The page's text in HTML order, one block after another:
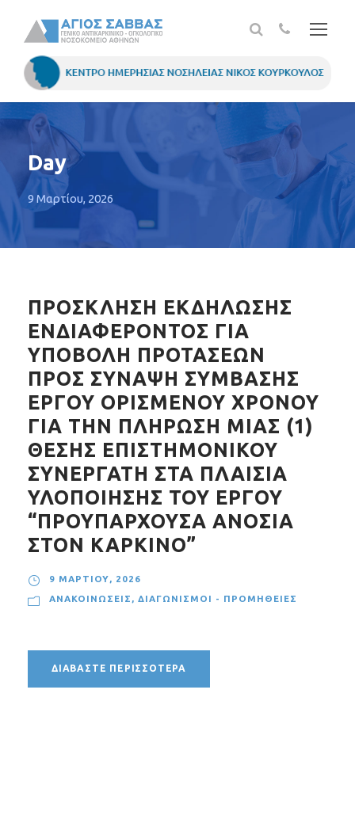
Day
9 Μαρτίου, 2026
ΠΡΟΣΚΛΗΣΗ ΕΚΔΗΛΩΣΗΣ
ΕΝΔΙΑΦΕΡΟΝΤΟΣ ΓΙΑ
ΥΠΟΒΟΛΗ ΠΡΟΤΑΣΕΩΝ
ΠΡΟΣ ΣΥΝΑΨΗ ΣΥΜΒΑΣΗΣ
ΕΡΓΟΥ ΟΡΙΣΜΕΝΟΥ ΧΡΟΝΟΥ
ΓΙΑ ΤΗΝ ΠΛΗΡΩΣΗ ΜΙΑΣ (1)
ΘΕΣΗΣ ΕΠΙΣΤΗΜΟΝΙΚΟΥ
ΣΥΝΕΡΓΑΤΗ ΣΤΑ ΠΛΑΙΣΙΑ
ΥΛΟΠΟΙΗΣΗΣ ΤΟΥ ΕΡΓΟΥ
“ΠΡΟΥΠΑΡΧΟΥΣΑ ΑΝΟΣΙΑ
ΣΤΟΝ ΚΑΡΚΙΝΟ”
9 ΜΑΡΤΊΟΥ, 2026
ΑΝΑΚΟΙΝΏΣΕΙΣ , ΔΙΑΓΩΝΙΣΜΟΊ - ΠΡΟΜΉΘΕΙΕΣ
ΔΙΑΒΆΣΤΕ ΠΕΡΙΣΣΌΤΕΡΑ